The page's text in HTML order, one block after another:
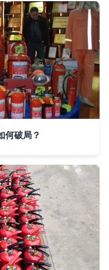
何破局？